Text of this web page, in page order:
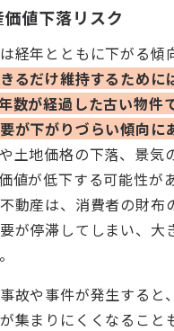
値下落リスク
経年とともに下がる傾
るだけ維持するために
数が経過した古い物件
が下がりづらい傾向に
土地価格の下落、景気
値が低下する可能性が
動産は、消費者の財布
が停滞してしまい、大
故や事件が発生すると
集まりにくくなること